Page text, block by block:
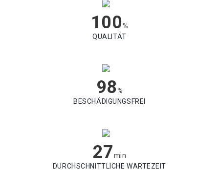
100%
QUALITÄT
98%
BESCHÄDIGUNGSFREI
27min
DURCHSCHNITTLICHE WARTEZEIT